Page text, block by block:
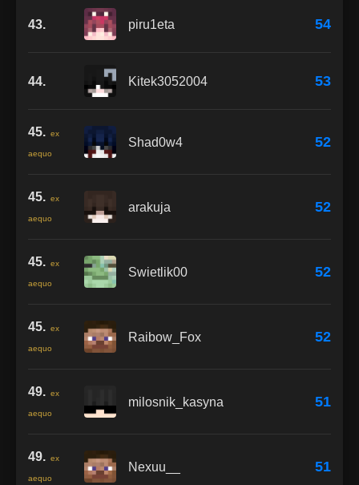
43. piru1eta 54
44. Kitek3052004 53
45. ex
aequo
Shad0w4 52
45. ex
aequo
arakuja 52
45. ex
aequo
Swietlik00 52
45. ex
aequo
Raibow_Fox 52
49. ex
aequo
milosnik_kasyna 51
49. ex
aequo
Nexuu__ 51